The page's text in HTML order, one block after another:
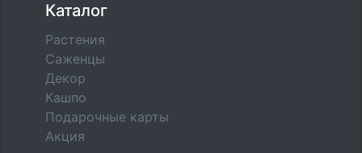
Каталог
Растения
Саженцы
Декор
Кашпо
Подарочные карты
Акция